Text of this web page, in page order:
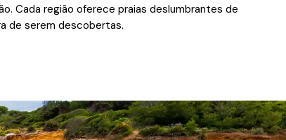
Cada região oferece praias deslumbrantes de
de serem descobertas.